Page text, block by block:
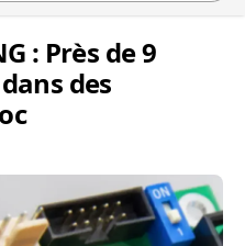
: Près de 9
des